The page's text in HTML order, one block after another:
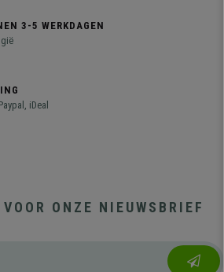
3-5 WERKDAGEN
iDeal
ONZE NIEUWSBRIEF